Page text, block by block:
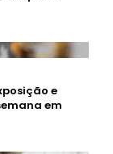
e
em